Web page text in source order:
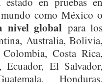
como México o
nivel globalpara los
Australia, Bolivia,
Costa Rica,
Ecuador, El Salvador,
Honduras,